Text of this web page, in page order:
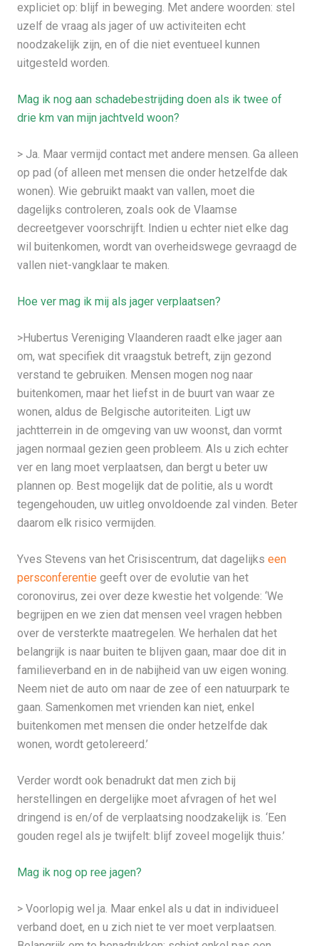
expliciet op: blijf in beweging. Met andere woorden: stel
uzelf de vraag als jager of uw activiteiten echt
noodzakelijk zijn, en of die niet eventueel kunnen
uitgesteld worden.
Mag ik nog aan schadebestrijding doen als ik twee of
drie km van mijn jachtveld woon?
> Ja. Maar vermijd contact met andere mensen. Ga alleen
op pad (of alleen met mensen die onder hetzelfde dak
wonen). Wie gebruikt maakt van vallen, moet die
dagelijks controleren, zoals ook de Vlaamse
decreetgever voorschrijft. Indien u echter niet elke dag
wil buitenkomen, wordt van overheidswege gevraagd de
vallen niet-vangklaar te maken.
Hoe ver mag ik mij als jager verplaatsen?
>Hubertus Vereniging Vlaanderen raadt elke jager aan
om, wat specifiek dit vraagstuk betreft, zijn gezond
verstand te gebruiken. Mensen mogen nog naar
buitenkomen, maar het liefst in de buurt van waar ze
wonen, aldus de Belgische autoriteiten. Ligt uw
jachtterrein in de omgeving van uw woonst, dan vormt
jagen normaal gezien geen probleem. Als u zich echter
ver en lang moet verplaatsen, dan bergt u beter uw
plannen op. Best mogelijk dat de politie, als u wordt
tegengehouden, uw uitleg onvoldoende zal vinden. Beter
daarom elk risico vermijden.
Yves Stevens van het Crisiscentrum, dat dagelijks een
persconferentiegeeft over de evolutie van het
coronovirus, zei over deze kwestie het volgende: ‘We
begrijpen en we zien dat mensen veel vragen hebben
over de versterkte maatregelen. We herhalen dat het
belangrijk is naar buiten te blijven gaan, maar doe dit in
familieverband en in de nabijheid van uw eigen woning.
Neem niet de auto om naar de zee of een natuurpark te
gaan. Samenkomen met vrienden kan niet, enkel
buitenkomen met mensen die onder hetzelfde dak
wonen, wordt getolereerd.’
Verder wordt ook benadrukt dat men zich bij
herstellingen en dergelijke moet afvragen of het wel
dringend is en/of de verplaatsing noodzakelijk is. ‘Een
gouden regel als je twijfelt: blijf zoveel mogelijk thuis.’
Mag ik nog op ree jagen?
> Voorlopig wel ja. Maar enkel als u dat in individueel
verband doet, en u zich niet te ver moet verplaatsen.